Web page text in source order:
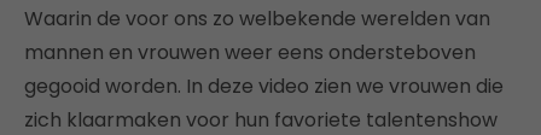
Waarin de voor ons zo welbekende werelden van
mannen en vrouwen weer eens ondersteboven
gegooid worden. In deze video zien we vrouwen die
zich klaarmaken voor hun favoriete talentenshow